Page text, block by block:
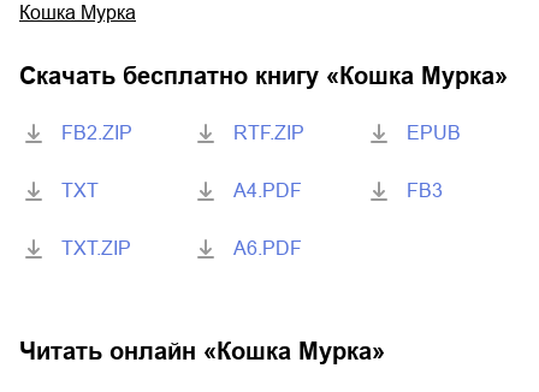
Кошка Мурка
Скачать бесплатно книгу « Кошка Мурка»
FB2.ZIP
TXT
TXT.ZIP
RTF.ZIP
A4.PDF
A6.PDF
EPUB
FB3
Читать онлайн « Кошка Мурка»